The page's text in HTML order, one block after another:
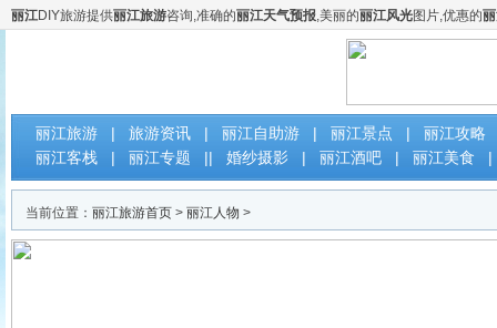
丽江DIY旅游提供丽江旅游咨询,准确的丽江天气预报,美丽的丽江风光图片,优惠的
云南丽江DIY自助旅游网
丽江旅游 | 旅游资讯 | 丽江自助游 | 丽江景点 |
丽江攻略
丽江客栈
| 丽江专题 || 婚纱摄影 | 丽江酒吧 | 丽江美食 |
当前位置： 丽江旅游首页 > 丽江人物 >